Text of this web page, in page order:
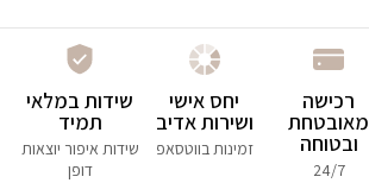
רכישה
מאובטחת
ובטוחה
24/7
יחס אישי
ושירות אדיב
זמינות בווטסאפ
שידות במלאי
תמיד
שידות איפור יוצאות
דופן